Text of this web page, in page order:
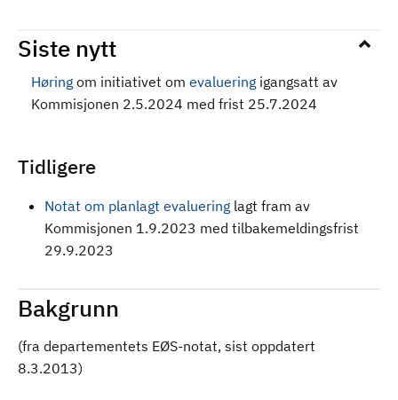
Siste nytt
Høring om initiativet om evaluering igangsatt av
Kommisjonen 2.5.2024 med frist 25.7.2024
Tidligere
Notat om planlagt evaluering lagt fram av
Kommisjonen 1.9.2023 med tilbakemeldingsfrist
29.9.2023
Bakgrunn
(fra departementets EØS-notat, sist oppdatert
8.3.2013)